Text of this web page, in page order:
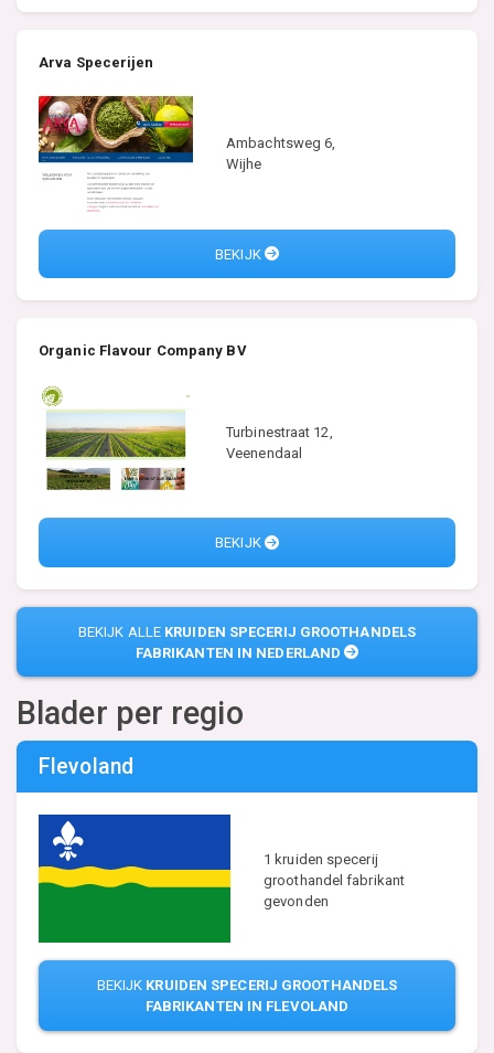
Arva Specerijen
Ambachtsweg 6,
Wijhe
BEKIJK
Organic Flavour Company BV
Turbinestraat 12,
Veenendaal
BEKIJK
BEKIJK ALLE KRUIDEN SPECERIJ GROOTHANDELS
FABRIKANTEN IN NEDERLAND
Blader per regio
Flevoland
1 kruiden specerij
groothandel fabrikant
gevonden
BEKIJK KRUIDEN SPECERIJ GROOTHANDELS
FABRIKANTEN IN FLEVOLAND